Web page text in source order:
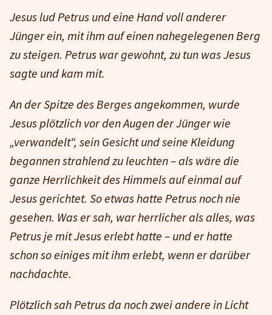
Jesus lud Petrus und eine Hand voll anderer
Jünger ein, mit ihm auf einen nahegelegenen Berg
zu steigen. Petrus war gewohnt, zu tun was Jesus
sagte und kam mit.
An der Spitze des Berges angekommen, wurde
Jesus plötzlich vor den Augen der Jünger wie
„verwandelt“, sein Gesicht und seine Kleidung
begannen strahlend zu leuchten – als wäre die
ganze Herrlichkeit des Himmels auf einmal auf
Jesus gerichtet. So etwas hatte Petrus noch nie
gesehen. Was er sah, war herrlicher als alles, was
Petrus je mit Jesus erlebt hatte – und er hatte
schon so einiges mit ihm erlebt, wenn er darüber
nachdachte.
Plötzlich sah Petrus da noch zwei andere in Licht